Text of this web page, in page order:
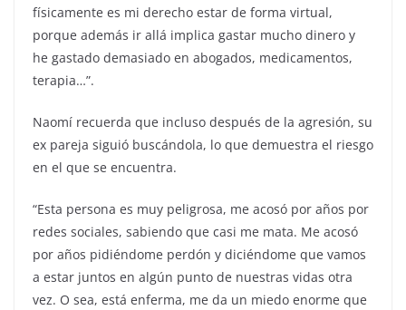
físicamente es mi derecho estar de forma virtual,
porque además ir allá implica gastar mucho dinero y
he gastado demasiado en abogados, medicamentos,
terapia…”.
Naomí recuerda que incluso después de la agresión, su
ex pareja siguió buscándola, lo que demuestra el riesgo
en el que se encuentra.
“Esta persona es muy peligrosa, me acosó por años por
redes sociales, sabiendo que casi me mata. Me acosó
por años pidiéndome perdón y diciéndome que vamos
a estar juntos en algún punto de nuestras vidas otra
vez. O sea, está enferma, me da un miedo enorme que